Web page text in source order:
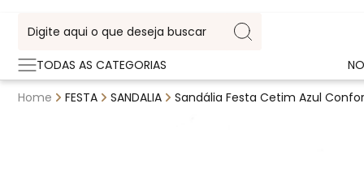
TODAS AS CATEGORIAS
Home
FESTA SANDALIA Sandália Festa Cetim Azul